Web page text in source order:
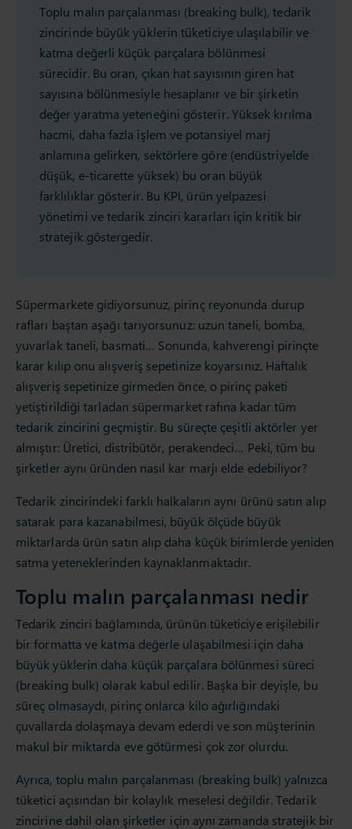
Toplu malın parçalanması (breaking bulk), tedarik
zincirinde büyük yüklerin tüketiciye ulaşılabilir ve
katma değerli küçük parçalara bölünmesi
sürecidir. Bu oran, çıkan hat sayısının giren hat
sayısına bölünmesiyle hesaplanır ve bir şirketin
değer yaratma yeteneğini gösterir. Yüksek kırılma
hacmi, daha fazla işlem ve potansiyel marj
anlamına gelirken, sektörlere göre (endüstriyelde
düşük, e-ticarette yüksek) bu oran büyük
farklılıklar gösterir. Bu KPI, ürün yelpazesi
yönetimi ve tedarik zinciri kararları için kritik bir
stratejik göstergedir.
Süpermarkete gidiyorsunuz, pirinç reyonunda durup
rafları baştan aşağı tarıyorsunuz: uzun taneli, bomba,
yuvarlak taneli, basmati… Sonunda, kahverengi pirinçte
karar kılıp onu alışveriş sepetinize koyarsınız. Haftalık
alışveriş sepetinize girmeden önce, o pirinç paketi
yetiştirildiği tarladan süpermarket rafına kadar tüm
tedarik zincirini geçmiştir. Bu süreçte çeşitli aktörler yer
almıştır: Üretici, distribütör, perakendeci… Peki, tüm bu
şirketler aynı üründen nasıl kar marjı elde edebiliyor?
Tedarik zincirindeki farklı halkaların aynı ürünü satın alıp
satarak para kazanabilmesi, büyük ölçüde büyük
miktarlarda ürün satın alıp daha küçük birimlerde yeniden
satma yeteneklerinden kaynaklanmaktadır.
Toplu malın parçalanması nedir
Tedarik zinciri bağlamında, ürünün tüketiciye erişilebilir
bir formatta ve katma değerle ulaşabilmesi için daha
büyük yüklerin daha küçük parçalara bölünmesi süreci
(breaking bulk) olarak kabul edilir. Başka bir deyişle, bu
süreç olmasaydı, pirinç onlarca kilo ağırlığındaki
çuvallarda dolaşmaya devam ederdi ve son müşterinin
makul bir miktarda eve götürmesi çok zor olurdu.
Ayrıca, toplu malın parçalanması (breaking bulk) yalnızca
tüketici açısından bir kolaylık meselesi değildir. Tedarik
zincirine dahil olan şirketler için aynı zamanda stratejik bir